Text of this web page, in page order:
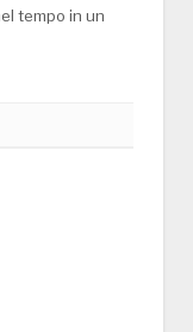
tempo in un